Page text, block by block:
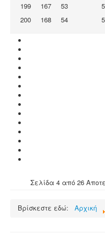
199
167 53
200
168 54
Σελίδα 4 από 26
Βρίσκεστε εδώ: Αρχική